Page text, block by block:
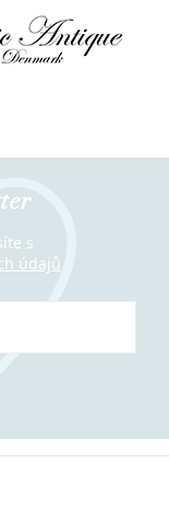
s
údajů